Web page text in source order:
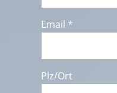
Email *
Plz/Ort